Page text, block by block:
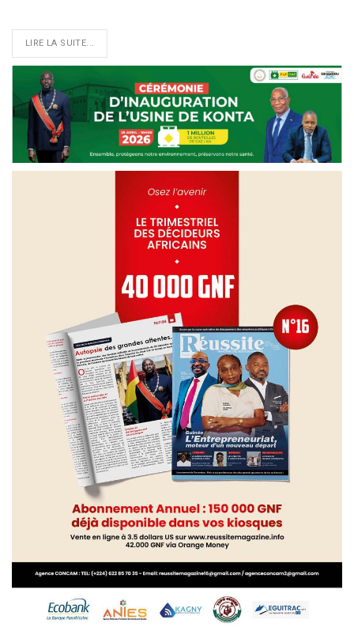
LIRE LA SUITE...